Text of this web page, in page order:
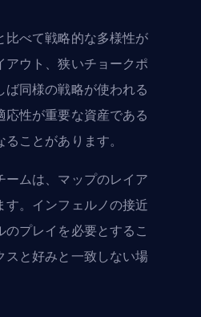
べて戦略的な多様性が
ウト、狭いチョークポ
同様の戦略が使われる
性が重要な資産である
ことがあります。
ムは、マップのレイア
。インフェルノの接近
プレイを必要とするこ
と好みと一致しない場